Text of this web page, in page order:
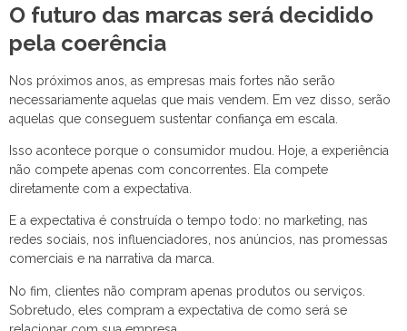
O futuro das marcas será decidido
pela coerência
Nos próximos anos, as empresas mais fortes não serão
necessariamente aquelas que mais vendem. Em vez disso, serão
aquelas que conseguem sustentar confiança em escala.
Isso acontece porque o consumidor mudou. Hoje, a experiência
não compete apenas com concorrentes. Ela compete
diretamente com a expectativa.
E a expectativa é construída o tempo todo: no marketing, nas
redes sociais, nos influenciadores, nos anúncios, nas promessas
comerciais e na narrativa da marca.
No fim, clientes não compram apenas produtos ou serviços.
Sobretudo, eles compram a expectativa de como será se